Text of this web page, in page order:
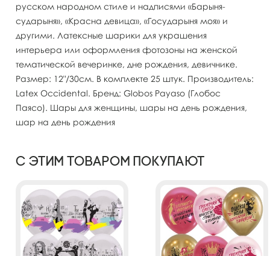
русском народном стиле и надписями «Барыня-
сударыня», «Красна девица», «Государыня моя» и
другими. Латексные шарики для украшения
интерьера или оформления фотозоны на женской
тематической вечеринке, дне рождения, девичнике.
Размер: 12"/30см. В комплекте 25 штук. Производитель:
Latex Occidental. Бренд: Globos Payaso (Глобос
Паясо). Шары для женщины, шары на день рождения,
шар на день рождения
С этим товаром покупают